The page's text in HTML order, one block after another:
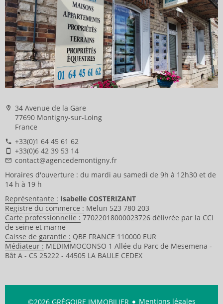
34 Avenue de la Gare
77690 Montigny-sur-Loing
France
+33(0)1 64 45 61 62
+33(0)6 42 39 53 14
contact@agencedemontigny.fr
Horaires d'ouverture : du mardi au samedi de 9h à 12h30 et de
14 h à 19 h
Représentante : Isabelle COSTERIZANT
Registre du commerce : Melun 523 780 203
Carte professionnelle : 77022018000023726 délivrée par la CCI
de seine et marne
Caisse de garantie : QBE FRANCE 110000 EUR
Médiateur : MEDIMMOCONSO 1 Allée du Parc de Mesemena -
Bât A - CS 25222 - 44505 LA BAULE CEDEX
©2026 GRÉGOIRE IMMOBILIER Mentions légales